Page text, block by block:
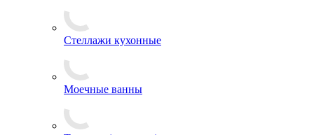
Стеллажи кухонные
Моечные ванны